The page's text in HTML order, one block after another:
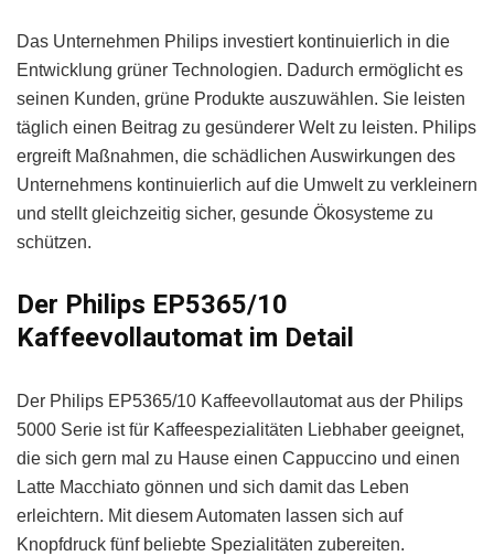
Das Unternehmen Philips investiert kontinuierlich in die
Entwicklung grüner Technologien. Dadurch ermöglicht es
seinen Kunden, grüne Produkte auszuwählen. Sie leisten
täglich einen Beitrag zu gesünderer Welt zu leisten. Philips
ergreift Maßnahmen, die schädlichen Auswirkungen des
Unternehmens kontinuierlich auf die Umwelt zu verkleinern
und stellt gleichzeitig sicher, gesunde Ökosysteme zu
schützen.
Der Philips EP5365/10
Kaffeevollautomat im Detail
Der Philips EP5365/10 Kaffeevollautomat aus der Philips
5000 Serie ist für Kaffeespezialitäten Liebhaber geeignet,
die sich gern mal zu Hause einen Cappuccino und einen
Latte Macchiato gönnen und sich damit das Leben
erleichtern. Mit diesem Automaten lassen sich auf
Knopfdruck fünf beliebte Spezialitäten zubereiten.